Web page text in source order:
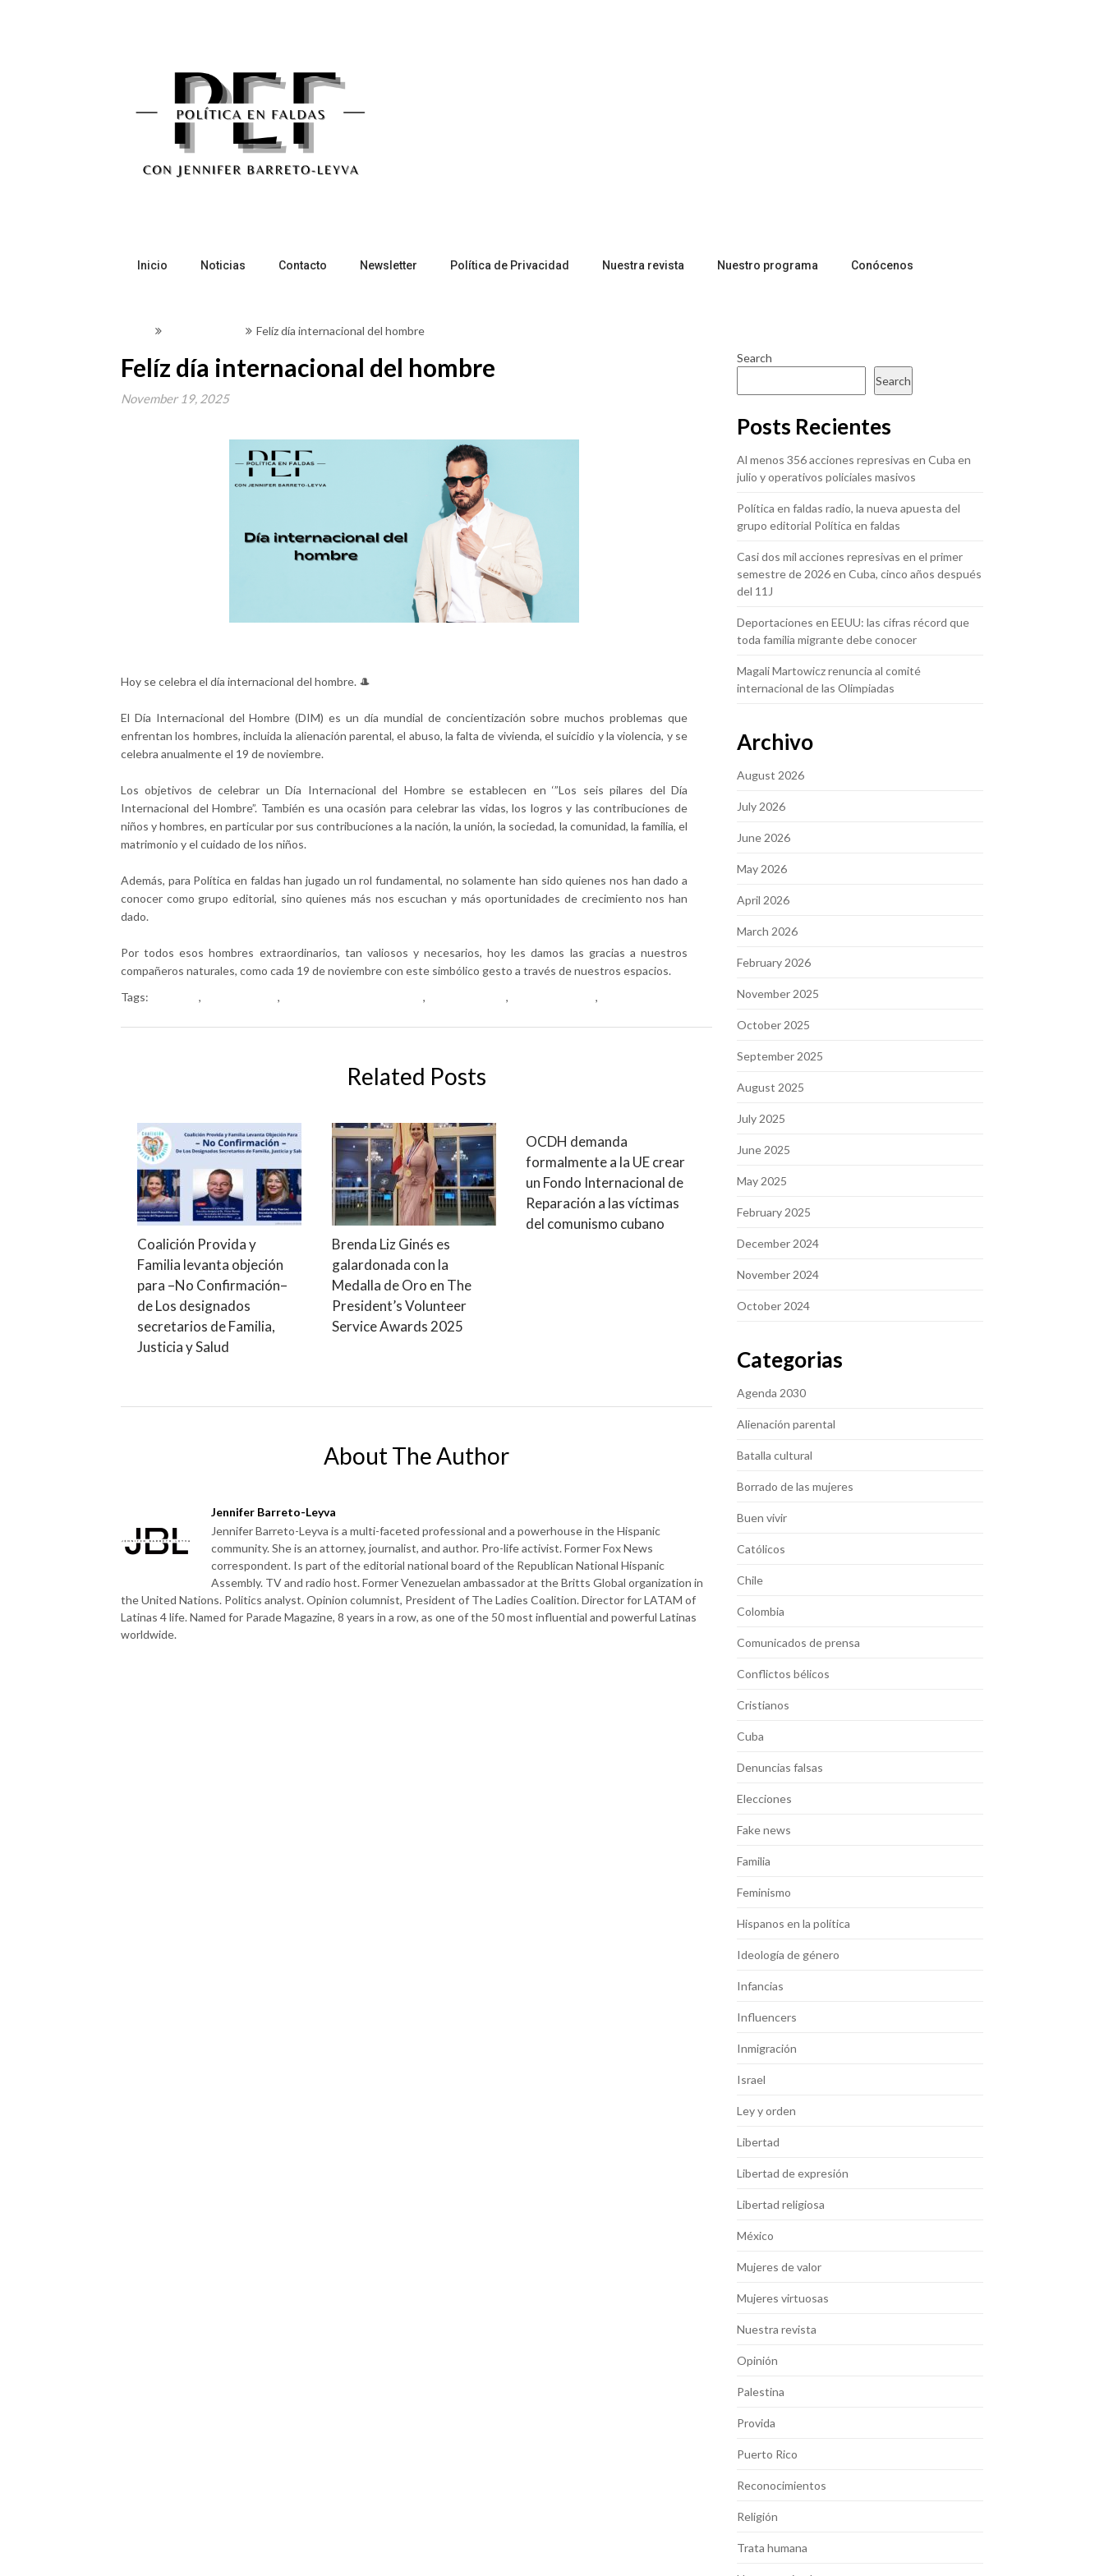
Inicio Noticias Contacto Newsletter Política de Privacidad Nuestra revista Nuestro programa Conócenos
Felíz día internacional del hombre
Felíz día internacional del hombre
November 19, 2025
Hoy se celebra el día internacional del hombre. 🎩
El Día Internacional del Hombre (DIM) es un día mundial de concientización sobre muchos problemas que
enfrentan los hombres, incluida la alienación parental, el abuso, la falta de vivienda, el suicidio y la violencia, y se
celebra anualmente el 19 de noviembre.
Los objetivos de celebrar un Día Internacional del Hombre se establecen en ‘”Los seis pilares del Día
Internacional del Hombre”. También es una ocasión para celebrar las vidas, los logros y las contribuciones de
niños y hombres, en particular por sus contribuciones a la nación, la unión, la sociedad, la comunidad, la familia, el
matrimonio y el cuidado de los niños.
Además, para Política en faldas han jugado un rol fundamental, no solamente han sido quienes nos han dado a
conocer como grupo editorial, sino quienes más nos escuchan y más oportunidades de crecimiento nos han
dado.
Por todos esos hombres extraordinarios, tan valiosos y necesarios, hoy les damos las gracias a nuestros
compañeros naturales, como cada 19 de noviembre con este simbólico gesto a través de nuestros espacios.
Tags:
, , , , ,
Related Posts
Coalición Provida y
Familia levanta objeción
para –No Confirmación–
de Los designados
secretarios de Familia,
Justicia y Salud
Brenda Liz Ginés es
galardonada con la
Medalla de Oro en The
President’s Volunteer
Service Awards 2025
OCDH demanda
formalmente a la UE crear
un Fondo Internacional de
Reparación a las víctimas
del comunismo cubano
About The Author
Jennifer Barreto-Leyva
Jennifer Barreto-Leyva is a multi-faceted professional and a powerhouse in the Hispanic
community. She is an attorney, journalist, and author. Pro-life activist. Former Fox News
correspondent. Is part of the editorial national board of the Republican National Hispanic
Assembly. TV and radio host. Former Venezuelan ambassador at the Britts Global organization in
the United Nations. Politics analyst. Opinion columnist, President of The Ladies Coalition. Director for LATAM of
Latinas 4 life. Named for Parade Magazine, 8 years in a row, as one of the 50 most influential and powerful Latinas
worldwide.
Search
Search
Posts Recientes
Al menos 356 acciones represivas en Cuba en
julio y operativos policiales masivos
Política en faldas radio, la nueva apuesta del
grupo editorial Política en faldas
Casi dos mil acciones represivas en el primer
semestre de 2026 en Cuba, cinco años después
del 11J
Deportaciones en EEUU: las cifras récord que
toda familia migrante debe conocer
Magali Martowicz renuncia al comité
internacional de las Olimpiadas
Archivo
August 2026
July 2026
June 2026
May 2026
April 2026
March 2026
February 2026
November 2025
October 2025
September 2025
August 2025
July 2025
June 2025
May 2025
February 2025
December 2024
November 2024
October 2024
Categorias
Agenda 2030
Alienación parental
Batalla cultural
Borrado de las mujeres
Buen vivir
Católicos
Chile
Colombia
Comunicados de prensa
Conflictos bélicos
Cristianos
Cuba
Denuncias falsas
Elecciones
Fake news
Familia
Feminismo
Hispanos en la política
Ideología de género
Infancias
Influencers
Inmigración
Israel
Ley y orden
Libertad
Libertad de expresión
Libertad religiosa
México
Mujeres de valor
Mujeres virtuosas
Nuestra revista
Opinión
Palestina
Provida
Puerto Rico
Reconocimientos
Religión
Trata humana